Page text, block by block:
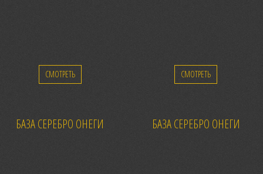
СМОТРЕТЬ СМОТРЕТЬ
БАЗА СЕРЕБРО ОНЕГИ БАЗА СЕРЕБРО ОНЕГИ